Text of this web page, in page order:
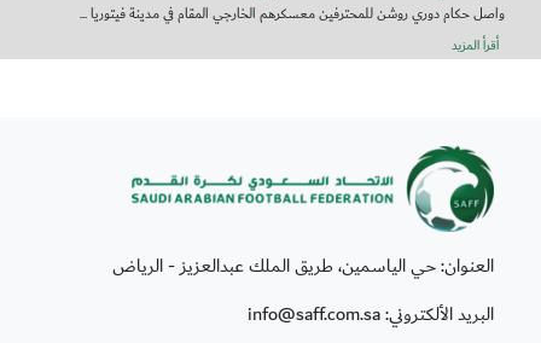
واصل حكام دوري روشن للمحترفين معسكرهم الخارجي المقام في مدينة فيتوريا ...
أقرأ المزيد
العنوان: حي الياسمين، طريق الملك عبدالعزيز - الرياض
البريد الألكتروني: info@saff.com.sa